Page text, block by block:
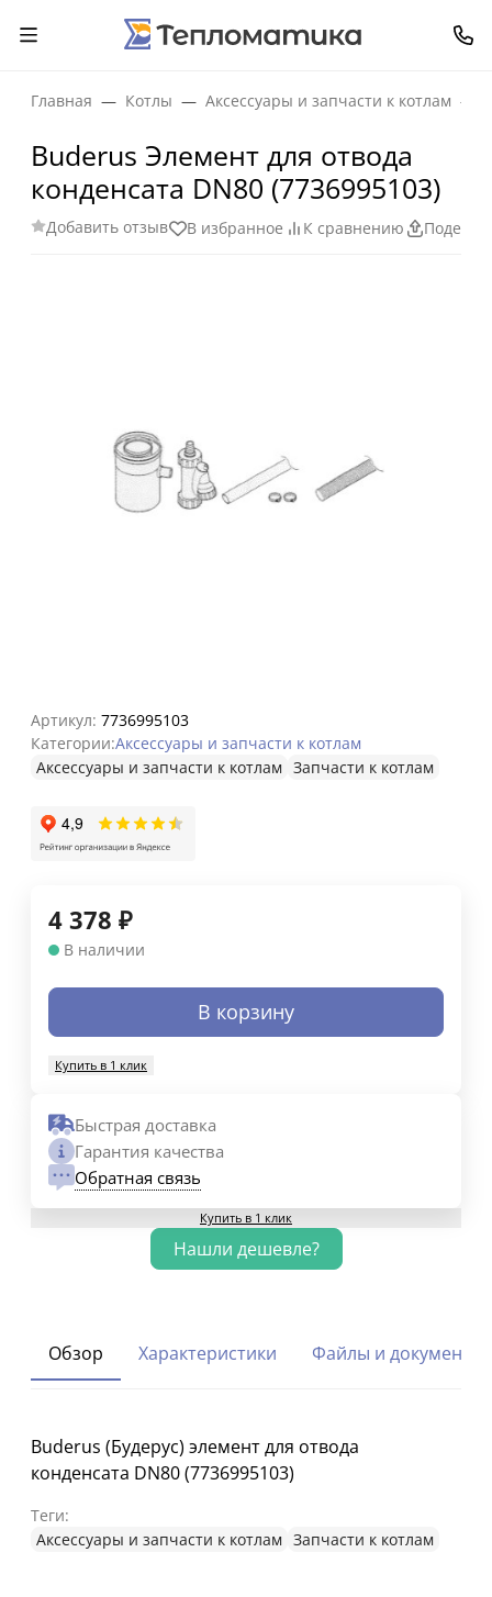
Главная Котлы Аксессуары и запчасти к котлам
Buderus Элемент для отвода
конденсата DN80 (7736995103)
Добавить отзыв В избранное К сравнению
Артикул: 7736995103
Категории:Аксессуары и запчасти к котлам
Аксессуары и запчасти к котлам Запчасти к котлам
4 378 ₽
В наличии
В корзину
Купить в 1 клик
Быстрая доставка
Гарантия качества
Обратная связь
Купить в 1 клик
Обзор Характеристики Файлы и документы
Buderus (Будерус) элемент для отвода
конденсата DN80 (7736995103)
Теги:
Аксессуары и запчасти к котлам Запчасти к котлам